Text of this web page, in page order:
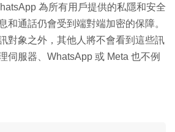
為所有用戶提供的私隱和安全
和通話仍會受到端對端加密的保障。
對象之外，其他人將不會看到這些訊
伺服器、WhatsApp 或 Meta 也不例